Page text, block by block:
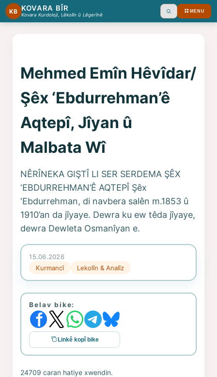
KB KOVARA BÎR
Kovara Kurdoloji, Lêkolîn û Lêgerînê Ara MENU
Mehmed Emîn Hêvîdar/
Şêx ‘Ebdurrehman’ê
Aqtepî, Jîyan û
Malbata Wî
NÊRÎNEKA GIŞTÎ LI SER SERDEMA ŞÊX
‘EBDURREHMAN’Ê AQTEPÎ Şêx
‘Ebdurrehman, di navbera salên m.1853 û
1910’an da jîyaye. Dewra ku ew têda jîyaye,
dewra Dewleta Osmanîyan e.
15.06.2026
Kurmancî
Lekolîn & Analîz
Belav bike:
Linkê kopî bike
24709 caran hatiye xwendin.